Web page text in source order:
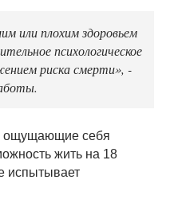
или плохим здоровьем
психологическое
риска смерти», -
ощущающие себя
жить на 18
испытывает